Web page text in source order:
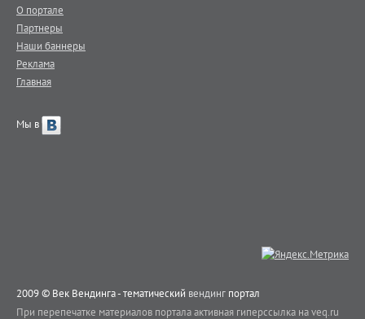
О портале
Партнеры
Наши баннеры
Реклама
Главная
Мы в
2009 © Век Вендинга - тематический вендинг портал
При перепечатке материалов портала активная гиперссылка на veq.ru